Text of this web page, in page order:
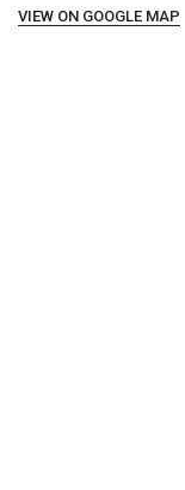
VIEW ON GOOGLE MAP